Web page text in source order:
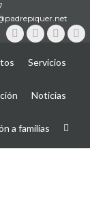
Instagram
Twitter
Servicios
Noticias
a familias